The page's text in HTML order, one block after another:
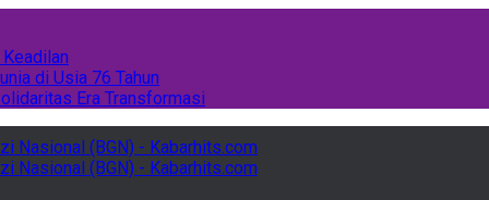
di Usia 76 Tahun
Era Transformasi